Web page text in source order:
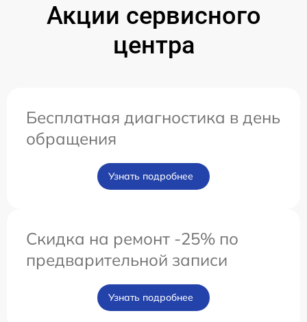
Акции сервисного
центра
Бесплатная диагностика в день
обращения
Узнать подробнее
Скидка на ремонт -25% по
предварительной записи
Узнать подробнее